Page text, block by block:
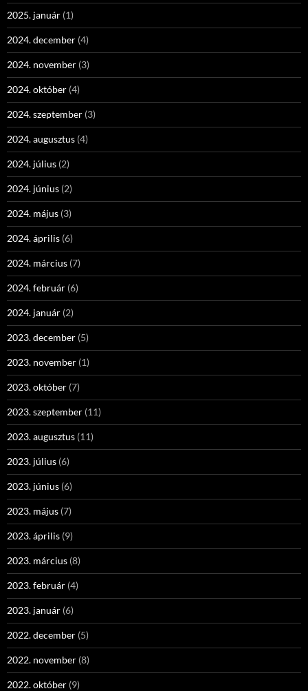
2025. január (1)
2024. december (4)
2024. november (3)
2024. október (4)
2024. szeptember (3)
2024. augusztus (4)
2024. július (2)
2024. június (2)
2024. május (3)
2024. április (6)
2024. március (7)
2024. február (6)
2024. január (2)
2023. december (5)
2023. november (1)
2023. október (7)
2023. szeptember (11)
2023. augusztus (11)
2023. július (6)
2023. június (6)
2023. május (7)
2023. április (9)
2023. március (8)
2023. február (4)
2023. január (6)
2022. december (5)
2022. november (8)
2022. október (9)